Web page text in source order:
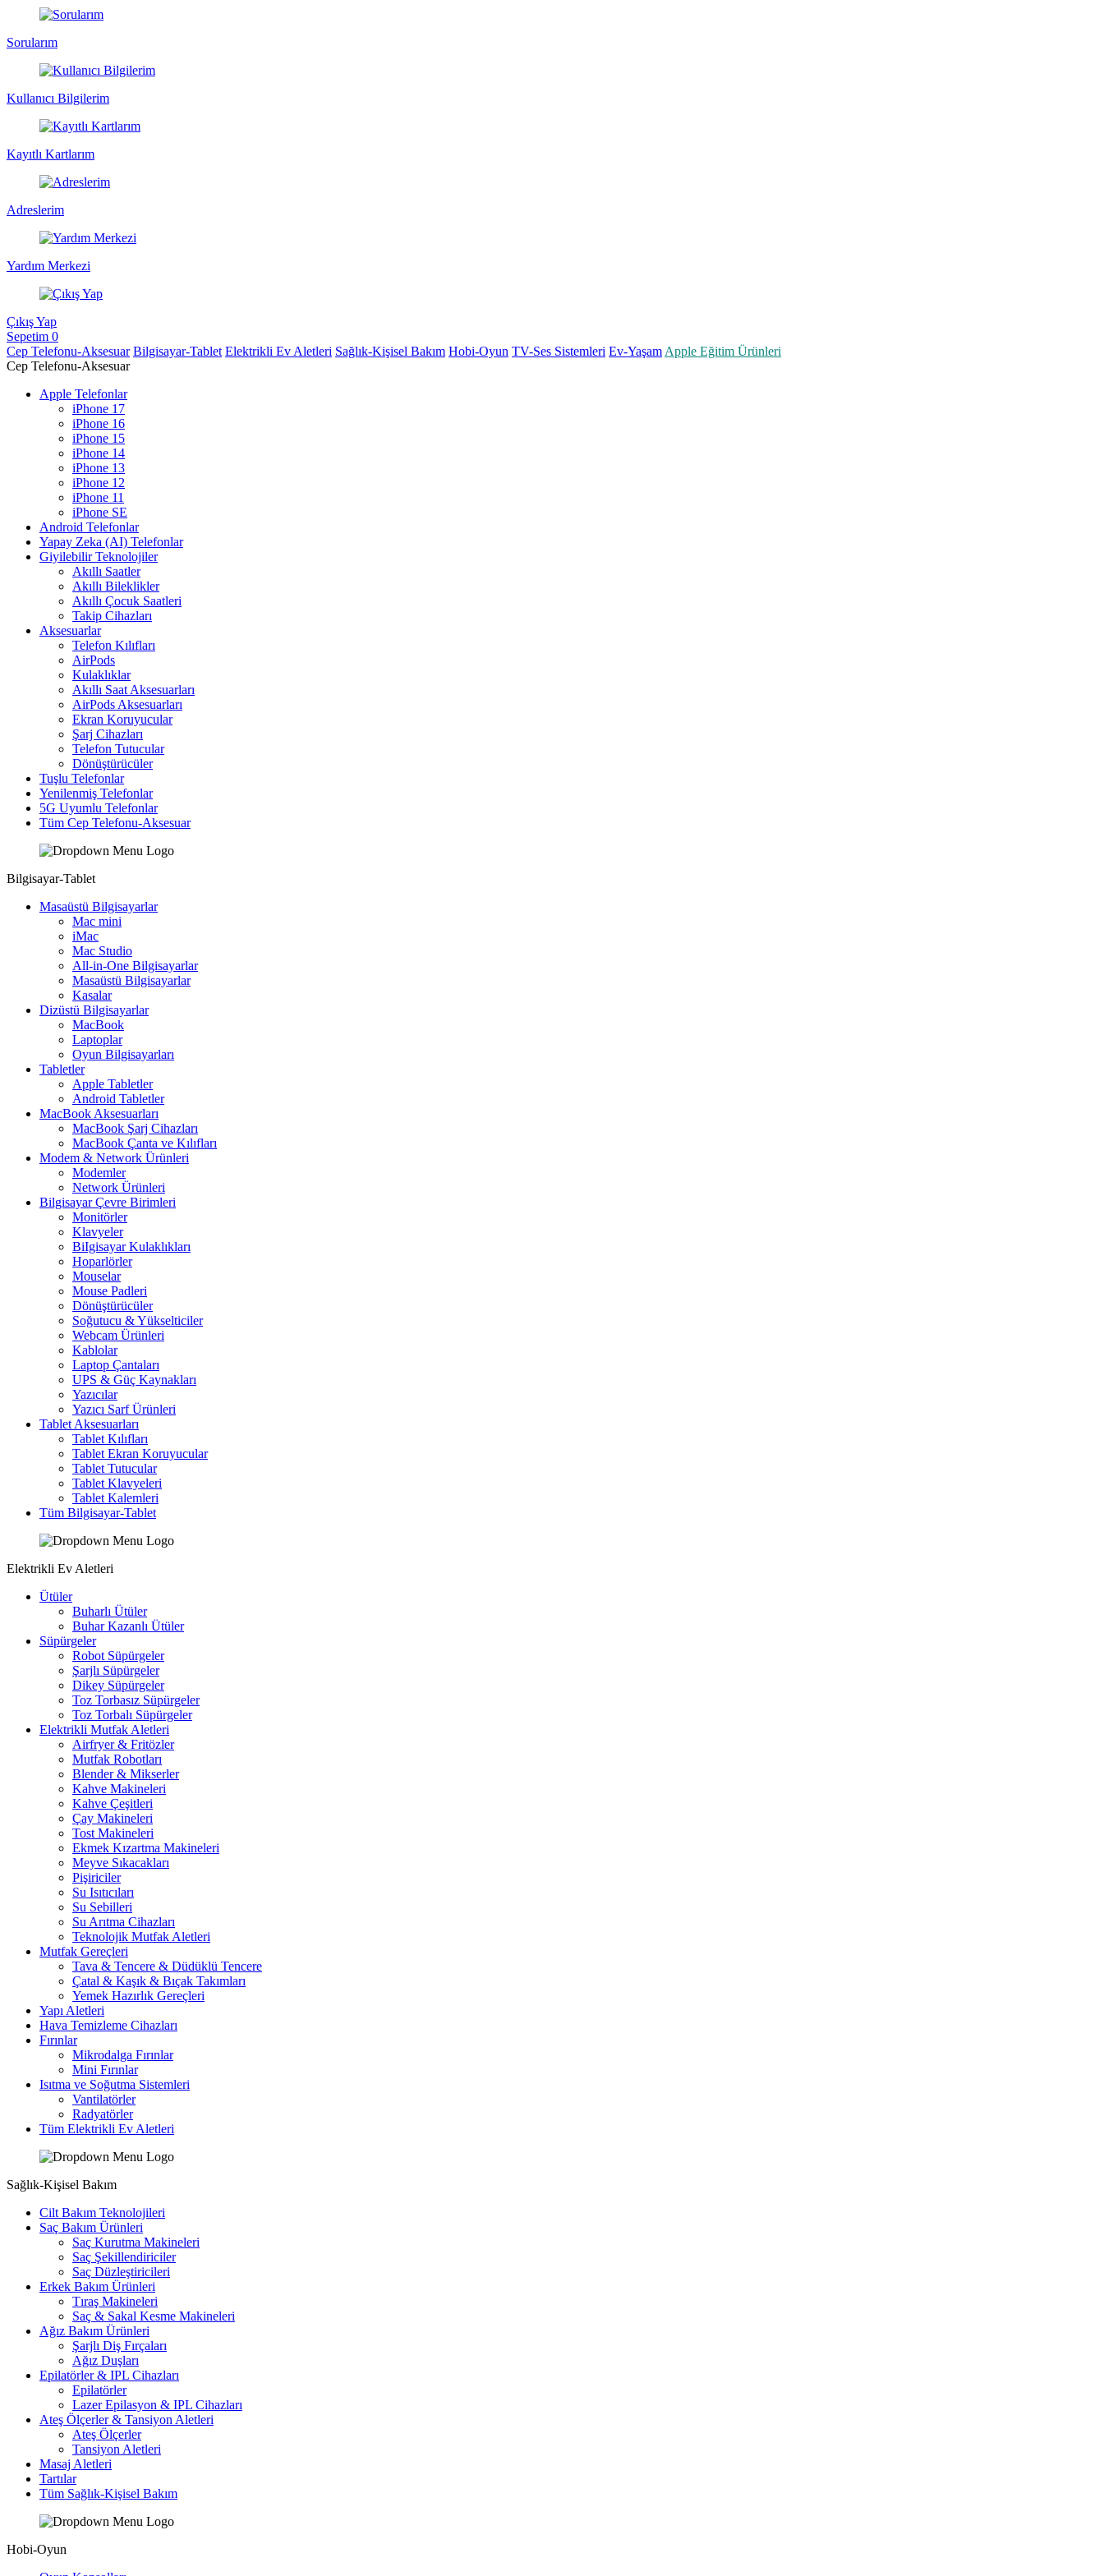
Sorularım
Kullanıcı Bilgilerim
Kayıtlı Kartlarım
Adreslerim
Yardım Merkezi
Çıkış Yap
Sepetim 0
Cep Telefonu-Aksesuar Bilgisayar-Tablet Elektrikli Ev Aletleri Sağlık-Kişisel Bakım Hobi-Oyun TV-Ses Sistemleri Ev-Yaşam Apple Eğitim Ürünleri
Cep Telefonu-Aksesuar
Apple Telefonlar
iPhone 17
iPhone 16
iPhone 15
iPhone 14
iPhone 13
iPhone 12
iPhone 11
iPhone SE
Android Telefonlar
Yapay Zeka (AI) Telefonlar
Giyilebilir Teknolojiler
Akıllı Saatler
Akıllı Bileklikler
Akıllı Çocuk Saatleri
Takip Cihazları
Aksesuarlar
Telefon Kılıfları
AirPods
Kulaklıklar
Akıllı Saat Aksesuarları
AirPods Aksesuarları
Ekran Koruyucular
Şarj Cihazları
Telefon Tutucular
Dönüştürücüler
Tuşlu Telefonlar
Yenilenmiş Telefonlar
5G Uyumlu Telefonlar
Tüm Cep Telefonu-Aksesuar
Bilgisayar-Tablet
Masaüstü Bilgisayarlar
Mac mini
iMac
Mac Studio
All-in-One Bilgisayarlar
Masaüstü Bilgisayarlar
Kasalar
Dizüstü Bilgisayarlar
MacBook
Laptoplar
Oyun Bilgisayarları
Tabletler
Apple Tabletler
Android Tabletler
MacBook Aksesuarları
MacBook Şarj Cihazları
MacBook Çanta ve Kılıfları
Modem & Network Ürünleri
Modemler
Network Ürünleri
Bilgisayar Çevre Birimleri
Monitörler
Klavyeler
BiIgisayar Kulaklıkları
Hoparlörler
Mouselar
Mouse Padleri
Dönüştürücüler
Soğutucu & Yükselticiler
Webcam Ürünleri
Kablolar
Laptop Çantaları
UPS & Güç Kaynakları
Yazıcılar
Yazıcı Sarf Ürünleri
Tablet Aksesuarları
Tablet Kılıfları
Tablet Ekran Koruyucular
Tablet Tutucular
Tablet Klavyeleri
Tablet Kalemleri
Tüm Bilgisayar-Tablet
Elektrikli Ev Aletleri
Ütüler
Buharlı Ütüler
Buhar Kazanlı Ütüler
Süpürgeler
Robot Süpürgeler
Şarjlı Süpürgeler
Dikey Süpürgeler
Toz Torbasız Süpürgeler
Toz Torbalı Süpürgeler
Elektrikli Mutfak Aletleri
Airfryer & Fritözler
Mutfak Robotları
Blender & Mikserler
Kahve Makineleri
Kahve Çeşitleri
Çay Makineleri
Tost Makineleri
Ekmek Kızartma Makineleri
Meyve Sıkacakları
Pişiriciler
Su Isıtıcıları
Su Sebilleri
Su Arıtma Cihazları
Teknolojik Mutfak Aletleri
Mutfak Gereçleri
Tava & Tencere & Düdüklü Tencere
Çatal & Kaşık & Bıçak Takımları
Yemek Hazırlık Gereçleri
Yapı Aletleri
Hava Temizleme Cihazları
Fırınlar
Mikrodalga Fırınlar
Mini Fırınlar
Isıtma ve Soğutma Sistemleri
Vantilatörler
Radyatörler
Tüm Elektrikli Ev Aletleri
Sağlık-Kişisel Bakım
Cilt Bakım Teknolojileri
Saç Bakım Ürünleri
Saç Kurutma Makineleri
Saç Şekillendiriciler
Saç Düzleştiricileri
Erkek Bakım Ürünleri
Tıraş Makineleri
Saç & Sakal Kesme Makineleri
Ağız Bakım Ürünleri
Şarjlı Diş Fırçaları
Ağız Duşları
Epilatörler & IPL Cihazları
Epilatörler
Lazer Epilasyon & IPL Cihazları
Ateş Ölçerler & Tansiyon Aletleri
Ateş Ölçerler
Tansiyon Aletleri
Masaj Aletleri
Tartılar
Tüm Sağlık-Kişisel Bakım
Hobi-Oyun